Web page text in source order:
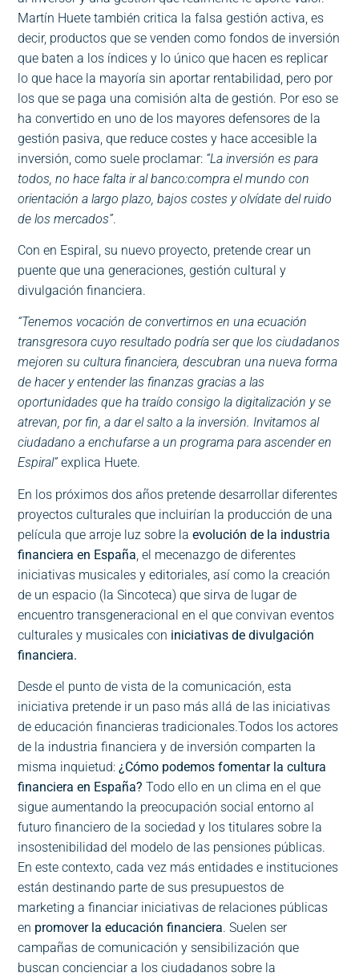
Martín Huete también critica la falsa gestión activa, es
decir, productos que se venden como fondos de inversión
que baten a los índices y lo único que hacen es replicar
lo que hace la mayoría sin aportar rentabilidad, pero por
los que se paga una comisión alta de gestión. Por eso se
ha convertido en uno de los mayores defensores de la
gestión pasiva, que reduce costes y hace accesible la
inversión, como suele proclamar: “La inversión es para
todos, no hace falta ir al banco:compra el mundo con
orientación a largo plazo, bajos costes y olvídate del ruido
de los mercados”.
Con en Espiral, su nuevo proyecto, pretende crear un
puente que una generaciones, gestión cultural y
divulgación financiera.
“Tenemos vocación de convertirnos en una ecuación
transgresora cuyo resultado podría ser que los ciudadanos
mejoren su cultura financiera, descubran una nueva forma
de hacer y entender las finanzas gracias a las
oportunidades que ha traído consigo la digitalización y se
atrevan, por fin, a dar el salto a la inversión. Invitamos al
ciudadano a enchufarse a un programa para ascender en
Espiral”explica Huete.
En los próximos dos años pretende desarrollar diferentes
proyectos culturales que incluirían la producción de una
película que arroje luz sobre laevolución de la industria
financiera en España, el mecenazgo de diferentes
iniciativas musicales y editoriales, así como la creación
de un espacio (la Sincoteca) que sirva de lugar de
encuentro transgeneracional en el que convivan eventos
culturales y musicales con iniciativas de divulgación
financiera.
Desde el punto de vista de la comunicación, esta
iniciativa pretende ir un paso más allá de las iniciativas
de educación financieras tradicionales.Todos los actores
de la industria financiera y de inversión comparten la
misma inquietud:¿Cómo podemos fomentar la cultura
financiera en España?Todo ello en un clima en el que
sigue aumentando la preocupación social entorno al
futuro financiero de la sociedad y los titulares sobre la
insostenibilidad del modelo de las pensiones públicas.
En este contexto, cada vez más entidades e instituciones
están destinando parte de sus presupuestos de
marketing a financiar iniciativas de relaciones públicas
en promover la educación financiera. Suelen ser
campañas de comunicación y sensibilización que
buscan concienciar a los ciudadanos sobre la